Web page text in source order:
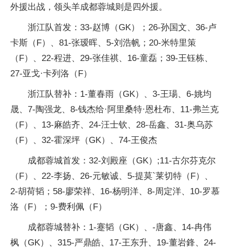
外援出战，领头羊成都蓉城则是四外援。
浙江队首发：33-赵博（GK）；26-孙国文、36-卢
卡斯（F）、81-张瑷晖、5-刘浩帆；20-米特里策
（F）、22-程进、29-张佳祺、16-童磊；39-王钰栋、
27-亚戈·卡列洛（F）
浙江队替补：1-董春雨（GK）、3-王瑒、6-姚均
晟、7-陶强龙、8-钱杰给·阿里桑特·恩杜布、11-弗兰克
（F）、13-麻皓齐、24-汪士钦、28-岳鑫、31-奥乌苏
（F）、32-霍深坪（GK）、74-王俊杰
成都蓉城首发：32-刘殿座（GK）;11-古尔芬克尔
（F）、22-李扬、26-元敏诚、5-提莫`莱切特（F）、
2-胡荷韬；58-廖荣祥、16-杨明洋、8-周定洋、10-罗慕
洛（F）；9-费利佩（F）
成都蓉城替补：1-蹇韬（GK）、-唐鑫、14-冉伟
枫（GK）、315-严鼎皓、17-王东升、19-董岩鋒、24-